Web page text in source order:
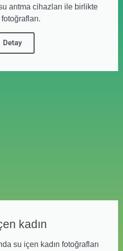
arıtma cihazları ile birlikte
Detay
kadın
su içen kadın fotoğrafları